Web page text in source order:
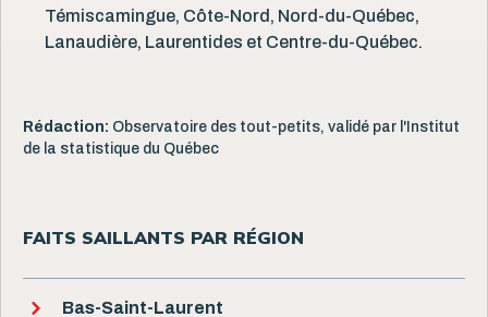
Témiscamingue, Côte-Nord, Nord-du-Québec,
Lanaudière, Laurentides et Centre-du-Québec.
Rédaction: Observatoire des tout-petits, validé par l'Institut
de la statistique du Québec
FAITS SAILLANTS PAR RÉGION
Bas-Saint-Laurent